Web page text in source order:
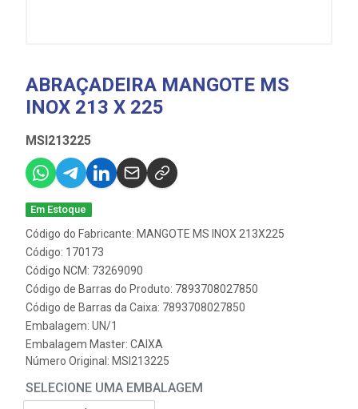
ABRAÇADEIRA MANGOTE MS
INOX 213 X 225
MSI213225
Em Estoque
Código do Fabricante: MANGOTE MS INOX 213X225
Código: 170173
Código NCM: 73269090
Código de Barras do Produto: 7893708027850
Código de Barras da Caixa: 7893708027850
Embalagem: UN/1
Embalagem Master: CAIXA
Número Original: MSI213225
SELECIONE UMA EMBALAGEM